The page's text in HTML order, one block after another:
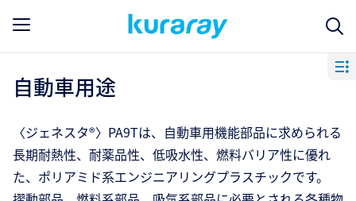
自動車用途
〈ジェネスタ®〉PA9Tは、自動車用機能部品に求められる
長期耐熱性、耐薬品性、低吸水性、燃料バリア性に優れ
た、ポリアミド系エンジニアリングプラスチックです。